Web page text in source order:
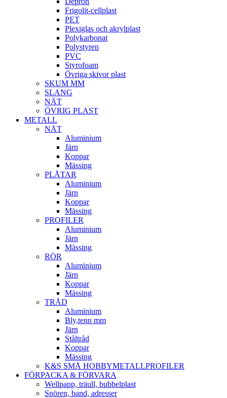
Frigolit-cellplast
PET
Plexiglas och akrylplast
Polykarbonat
Polystyren
PVC
Styrofoam
Övriga skivor plast
SKUM MM
SLANG
NÄT
ÖVRIG PLAST
METALL
NÄT
Aluminium
Järn
Koppar
Mässing
PLÅTAR
Aluminium
Järn
Koppar
Mässing
PROFILER
Aluminium
Järn
Mässing
RÖR
Aluminium
Järn
Koppar
Mässing
TRÅD
Aluminium
Bly,tenn mm
Järn
Ståltråd
Koppar
Mässing
K&S SMÅ HOBBYMETALLPROFILER
FÖRPACKA & FÖRVARA
Wellpapp, träull, bubbelplast
Snören, band, adresser